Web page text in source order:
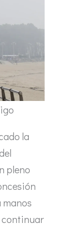
la
pleno
manos
continuar